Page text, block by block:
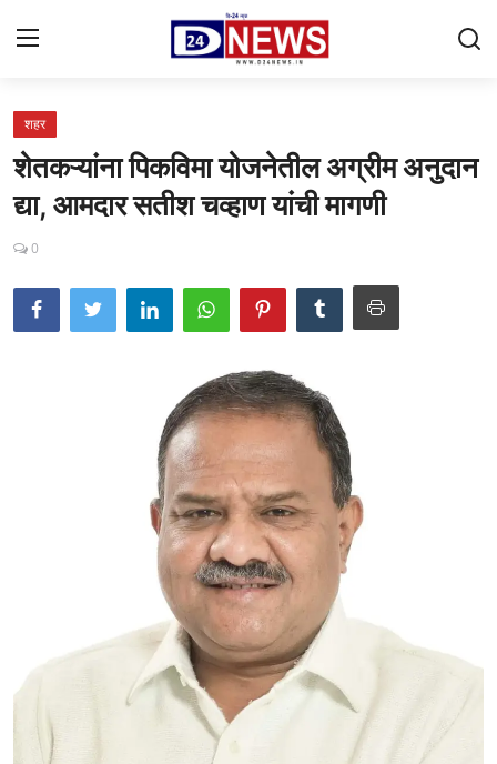
Gallery
राष्ट्रीय
महाराष्ट्र
शहर
मनोरंजन
आर्थिक
शहर
शेतकऱ्यांना पिकविमा योजनेतील अग्रीम अनुदान
द्या, आमदार सतीश चव्हाण यांची मागणी
0